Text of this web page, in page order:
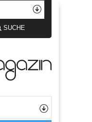
SUCHE